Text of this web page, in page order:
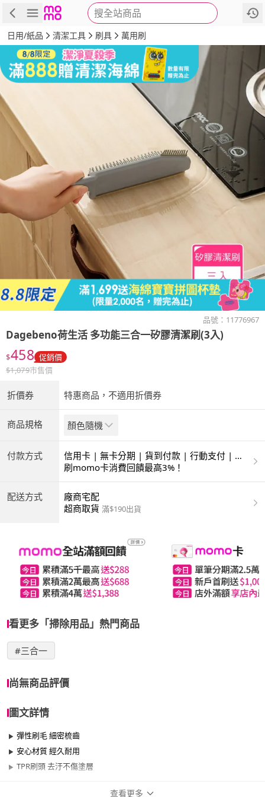
搜全站商品
商品 評價 詳情
日用/紙品 清潔工具 刷具 萬用刷
品號： 11776967
Dagebeno荷生活 多功能三合一矽膠清潔刷(3入)
$458 促銷價
$1,079市售價
折價券 特惠商品，不適用折價券
商品規格 顏色隨機
付款方式
信用卡 | 無卡分期 | 貨到付款 | 行動支付 | 超
商付款 | ATM | 銀聯卡
刷momo卡消費回饋最高3%！
配送方式
廠商宅配
超商取貨 滿$190出貨
看更多「掃除用品」熱門商品
#三合一
尚無商品評價
圖文詳情
彈性刷毛 細密梳齒
安心材質 經久耐用
TPR刷頭 去汙不傷塗層
查看更多